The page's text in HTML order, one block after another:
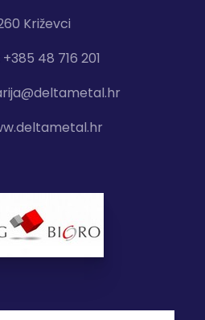
Križevci
48 716 201